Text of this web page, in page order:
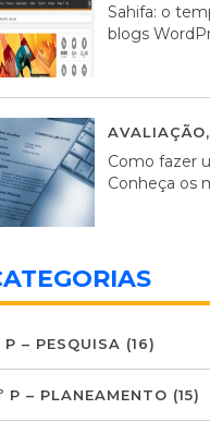
Sahifa: o
blogs
AVALIAÇÃO,
Como fazer
Conheça os
P – PESQUISA (16)
P – PLANEAMENTO (15)